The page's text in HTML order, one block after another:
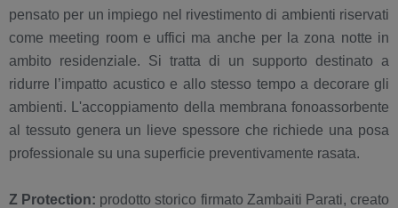
pensato per un impiego nel rivestimento di ambienti riservati
come meeting room e uffici ma anche per la zona notte in
ambito residenziale. Si tratta di un supporto destinato a
ridurre l’impatto acustico e allo stesso tempo a decorare gli
ambienti. L'accoppiamento della membrana fonoassorbente
al tessuto genera un lieve spessore che richiede una posa
professionale su una superficie preventivamente rasata.
Z Protection: prodotto storico firmato Zambaiti Parati, creato